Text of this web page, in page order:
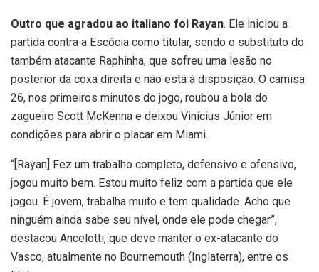
Outro que agradou ao italiano foi Rayan. Ele iniciou a
partida contra a Escócia como titular, sendo o substituto do
também atacante Raphinha, que sofreu uma lesão no
posterior da coxa direita e não está à disposição. O camisa
26, nos primeiros minutos do jogo, roubou a bola do
zagueiro Scott McKenna e deixou Vinícius Júnior em
condições para abrir o placar em Miami.
“[Rayan] Fez um trabalho completo, defensivo e ofensivo,
jogou muito bem. Estou muito feliz com a partida que ele
jogou. É jovem, trabalha muito e tem qualidade. Acho que
ninguém ainda sabe seu nível, onde ele pode chegar”,
destacou Ancelotti, que deve manter o ex-atacante do
Vasco, atualmente no Bournemouth (Inglaterra), entre os